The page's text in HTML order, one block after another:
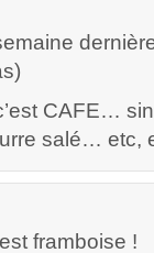
CAFE…
salé… etc,
framboise !